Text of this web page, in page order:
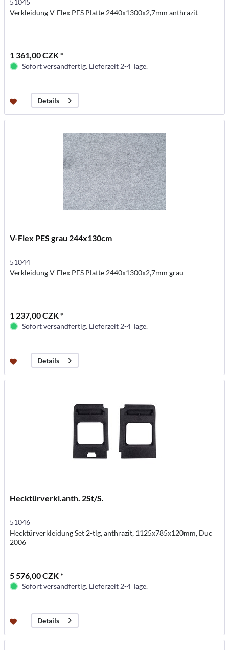
51045
Verkleidung V-Flex PES Platte 2440x1300x2,7mm anthrazit
1 361,00 CZK *
Sofort versandfertig. Lieferzeit 2-4 Tage.
Details
V-Flex PES grau 244x130cm
51044
Verkleidung V-Flex PES Platte 2440x1300x2,7mm grau
1 237,00 CZK *
Sofort versandfertig. Lieferzeit 2-4 Tage.
Details
Hecktürverkl.anth. 2St/S.
51046
Hecktürverkleidung Set 2-tlg, anthrazit, 1125x785x120mm, Duc
2006
5 576,00 CZK *
Sofort versandfertig. Lieferzeit 2-4 Tage.
Details